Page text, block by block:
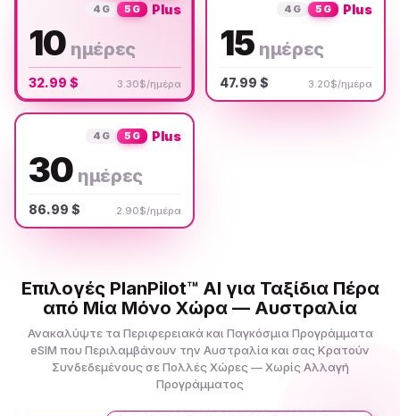
4G 5G Plus
10 ημέρες
32.99 $ 3.30$/ημέρα
4G 5G Plus
15 ημέρες
47.99 $ 3.20$/ημέρα
4G 5G Plus
30 ημέρες
86.99 $ 2.90$/ημέρα
Επιλογές PlanPilot™ AI για Ταξίδια Πέρα
από Μία Μόνο Χώρα — Αυστραλία
Ανακαλύψτε τα Περιφερειακά και Παγκόσμια Προγράμματα
eSIM που Περιλαμβάνουν την Αυστραλία και σας Κρατούν
Συνδεδεμένους σε Πολλές Χώρες — Χωρίς Αλλαγή
Προγράμματος